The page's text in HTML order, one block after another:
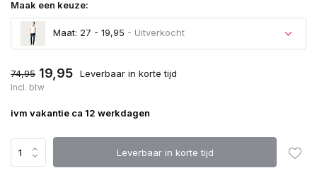
Maak een keuze:
Maat: 27 - 19,95 - Uitverkocht
74,95 19,95 Leverbaar in korte tijd
Incl. btw
ivm vakantie ca 12 werkdagen
Leverbaar in korte tijd